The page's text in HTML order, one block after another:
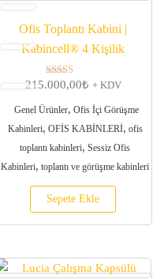
Ofis Toplantı Kabini |
Kabincell® 4 Kişilik
5 üzerinden
oy aldı
215.000,00₺ + KDV
Genel Ürünler, Ofis İçi Görüşme
Kabinleri, OFİS KABİNLERİ, ofis
toplantı kabinleri, Sessiz Ofis
Kabinleri, toplantı ve görüşme kabinleri
Sepete Ekle